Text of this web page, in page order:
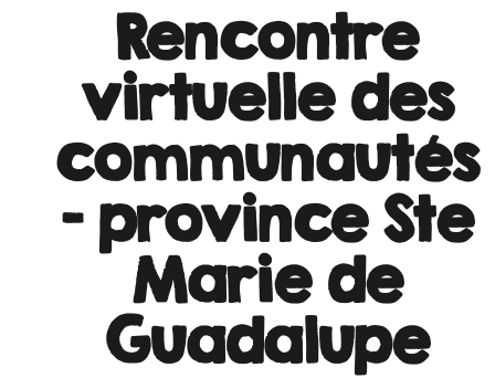
Rencontre
virtuelle des
communautés
- province Ste
Marie de
Guadalupe